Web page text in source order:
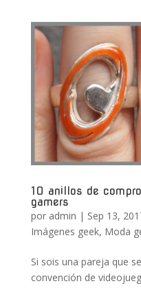
10 anillos de
gamers
por admin | Sep 13,
Imágenes geek, Moda
Si sois una pareja que
convención de